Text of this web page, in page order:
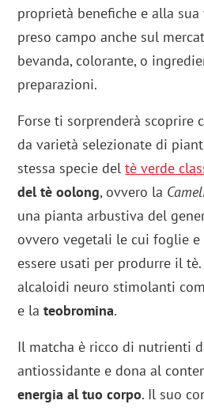
proprietà benefiche e alla sua
preso campo anche sul
bevanda, colorante, o
preparazioni.
Forse ti sorprenderà scoprire
da varietà selezionate di
stessa specie del tè verde
del tè oolong, ovvero la
una pianta arbustiva del
ovvero vegetali le cui foglie
essere usati per produrre il
alcaloidi neuro stimolanti
e lateobromina.
Il matcha è ricco di nutrienti
antiossidante e dona al
energia al tuo corpo. Il suo